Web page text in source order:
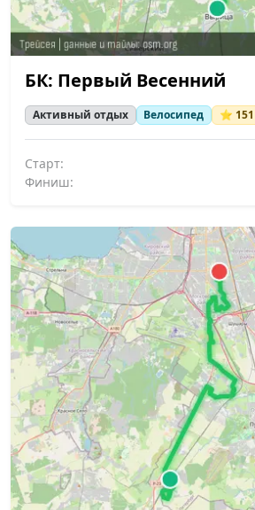
БК: Первый Весенний
Активный отдых Велосипед ⭐ 151
Старт:
Финиш: